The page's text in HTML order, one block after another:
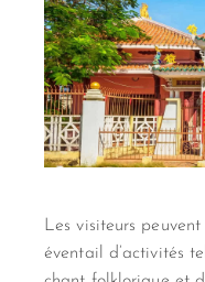
Les visiteurs
éventail d’activités